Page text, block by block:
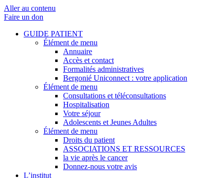
Aller au contenu
Faire un don
GUIDE PATIENT
Élément de menu
Annuaire
Accès et contact
Formalités administratives
Bergonié Uniconnect : votre application
Élément de menu
Consultations et téléconsultations
Hospitalisation
Votre séjour
Adolescents et Jeunes Adultes
Élément de menu
Droits du patient
ASSOCIATIONS ET RESSOURCES
la vie après le cancer
Donnez-nous votre avis
L’institut